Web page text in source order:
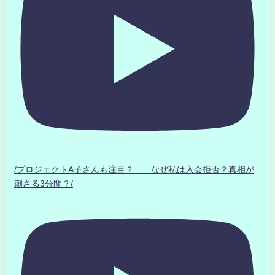
/プロジェクトA子さんも注目？ なぜ私は入会拒否？真相が
刺さる3分間？/